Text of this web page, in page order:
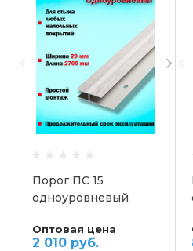
Порог ПС 15
одноуровневый
Оптовая цена
2 010 руб.